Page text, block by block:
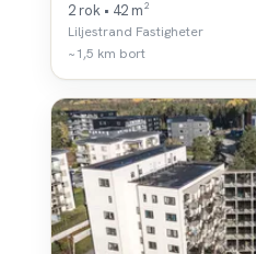
2 rok • 42 m²
Liljestrand Fastigheter
~1,5 km bort